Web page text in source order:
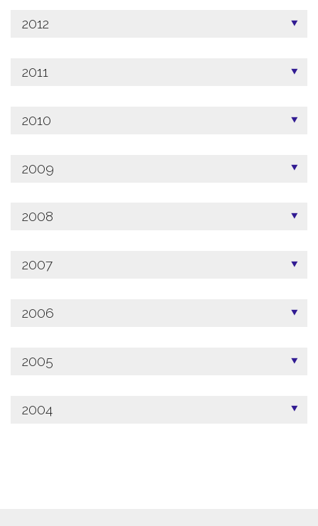
2012
2011
2010
2009
2008
2007
2006
2005
2004